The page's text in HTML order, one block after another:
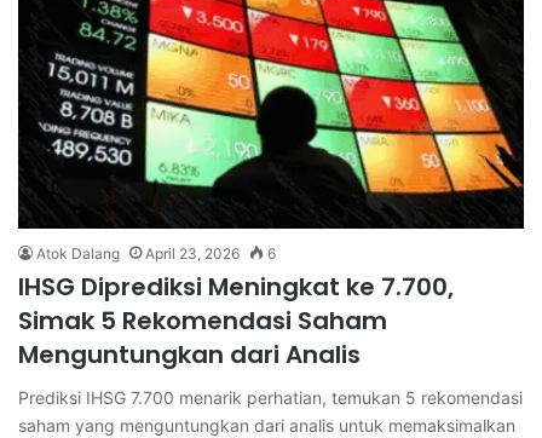
Atok Dalang April 23, 2026 6
IHSG Diprediksi Meningkat ke 7.700,
Simak 5 Rekomendasi Saham
Menguntungkan dari Analis
Prediksi IHSG 7.700 menarik perhatian, temukan 5 rekomendasi
saham yang menguntungkan dari analis untuk memaksimalkan